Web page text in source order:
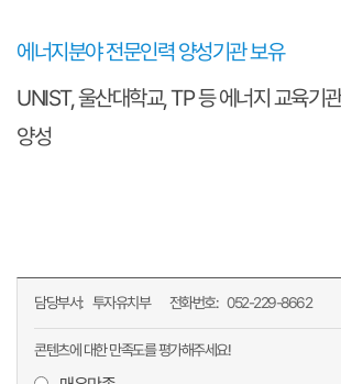
에너지분야 전문인력 양성기관 보유
UNIST, 울산대학교, TP 등 에너지 교육기
양성
담당부서: 투자유치부 전화번호: 052-229-8662
콘텐츠에 대한 만족도를 평가해주세요!